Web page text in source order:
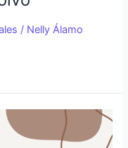
/ Nelly Álamo